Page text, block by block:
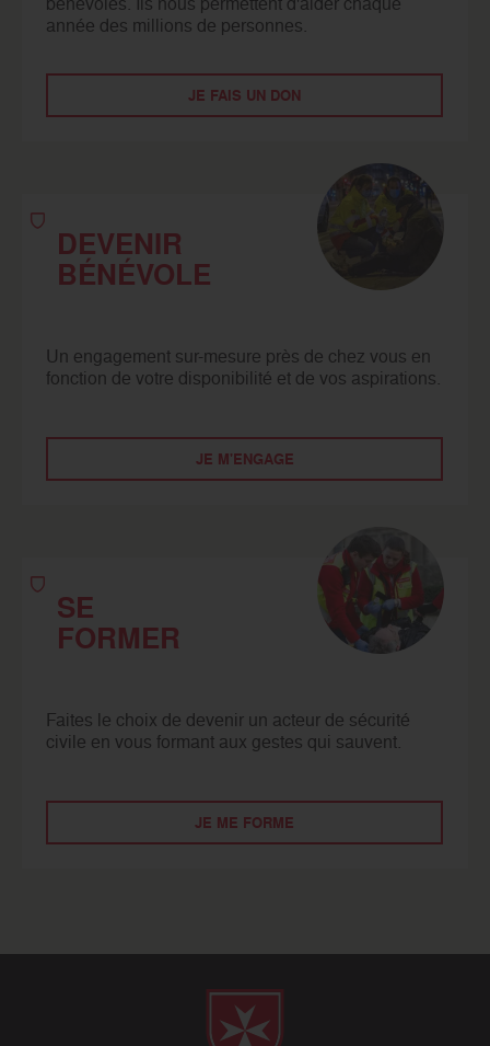
année des millions de personnes.
JE FAIS UN DON
DEVENIR
BÉNÉVOLE
Un engagement sur-mesure près de chez vous en
fonction de votre disponibilité et de vos aspirations.
JE M'ENGAGE
SE
FORMER
Faites le choix de devenir un acteur de sécurité
civile en vous formant aux gestes qui sauvent.
JE ME FORME